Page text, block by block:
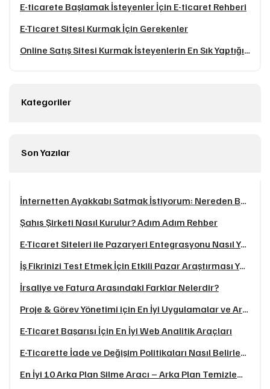
E-ticarete Başlamak İsteyenler İçin E-ticaret Rehberi
E-Ticaret Sitesi Kurmak İçin Gerekenler
Online Satış Sitesi Kurmak İsteyenlerin En Sık Yaptığı 7 Hata
Kategoriler
Son Yazılar
İnternetten Ayakkabı Satmak İstiyorum: Nereden Başlamalıyım? (2025 Rehberi)
Şahıs Şirketi Nasıl Kurulur? Adım Adım Rehber
E-Ticaret Siteleri ile Pazaryeri Entegrasyonu Nasıl Yapılır?
İş Fikrinizi Test Etmek İçin Etkili Pazar Araştırması Yöntemleri
İrsaliye ve Fatura Arasındaki Farklar Nelerdir?
Proje & Görev Yönetimi için En İyi Uygulamalar ve Araçlar: 2025 Rehberi
E-Ticaret Başarısı İçin En İyi Web Analitik Araçları
E-Ticarette İade ve Değişim Politikaları Nasıl Belirlenmeli?
En İyi 10 Arka Plan Silme Aracı – Arka Plan Temizleme Siteleri